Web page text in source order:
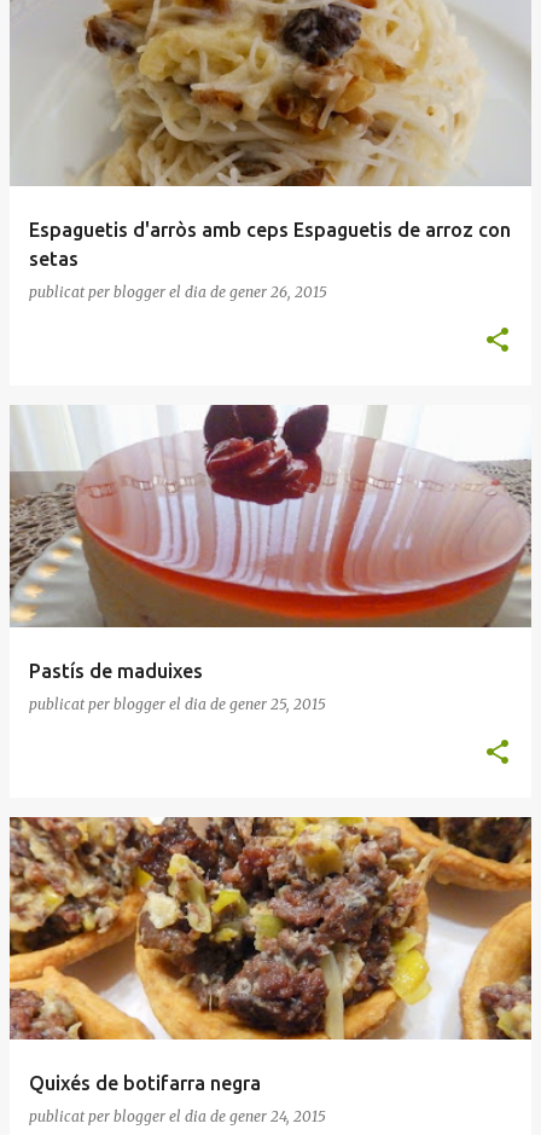
Espaguetis d'arròs amb ceps Espaguetis de arroz con
setas
publicat per blogger el dia de gener 26, 2015
Pastís de maduixes
publicat per blogger el dia de gener 25, 2015
Quixés de botifarra negra
publicat per blogger el dia de gener 24, 2015